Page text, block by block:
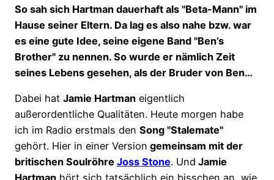
So sah sich Hartman dauerhaft als "Beta-Mann" im
Hause seiner Eltern. Da lag es also nahe bzw. war
es eine gute Idee, seine eigene Band "Ben’s
Brother" zu nennen. So wurde er nämlich Zeit
seines Lebens gesehen, als der Bruder von Ben…
Dabei hat Jamie Hartman eigentlich
außerordentliche Qualitäten. Heute morgen habe
ich im Radio erstmals den Song "Stalemate"
gehört. Hier in einer Version gemeinsam mit der
britischen Soulröhre Joss Stone. Und Jamie